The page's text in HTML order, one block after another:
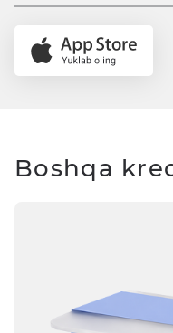
Boshqa